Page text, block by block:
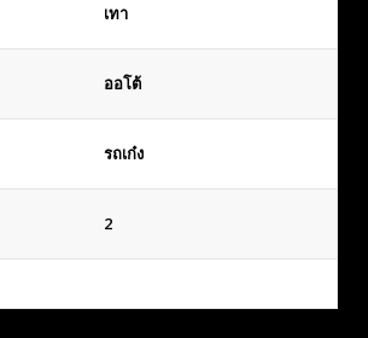
เทา
ออโต้
รถเก๋ง
2